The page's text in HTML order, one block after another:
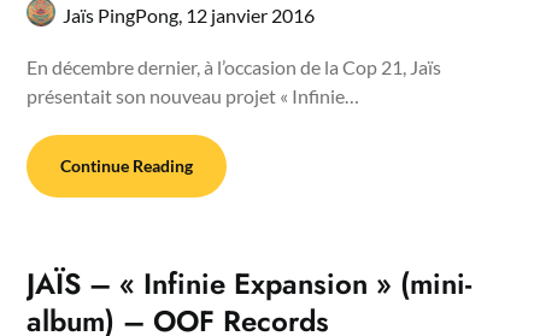
Jaïs PingPong, 12 janvier 2016
En décembre dernier, à l’occasion de la Cop 21, Jaïs
présentait son nouveau projet « Infinie…
Continue Reading
JAÏS – « Infinie Expansion » (mini-
album) – OOF Records